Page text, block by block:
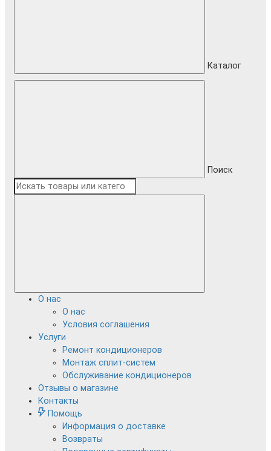
Каталог
Поиск
О нас
О нас
Условия соглашения
Услуги
Ремонт кондиционеров
Монтаж сплит-систем
Обслуживание кондиционеров
Отзывы о магазине
Контакты
Помощь
Информация о доставке
Возвраты